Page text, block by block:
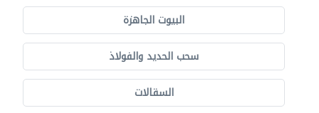
البيوت الجاهزة
سحب الحديد والفولاذ
السقالات